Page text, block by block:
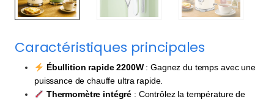
Caractéristiques principales
Ébullition rapide 2200W: Gagnez du temps avec une
puissance de chauffe ultra rapide.
Thermomètre intégré : Contrôlez la température de